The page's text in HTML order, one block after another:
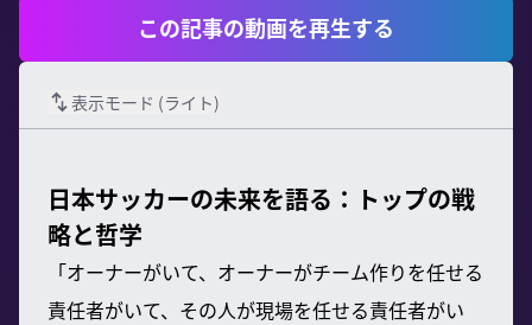
この記事の動画を再生する
表示モード (ライト)
日本サッカーの未来を語る：トップの戦
略と哲学
「オーナーがいて、オーナーがチーム作りを任せる
責任者がいて、その人が現場を任せる責任者がい